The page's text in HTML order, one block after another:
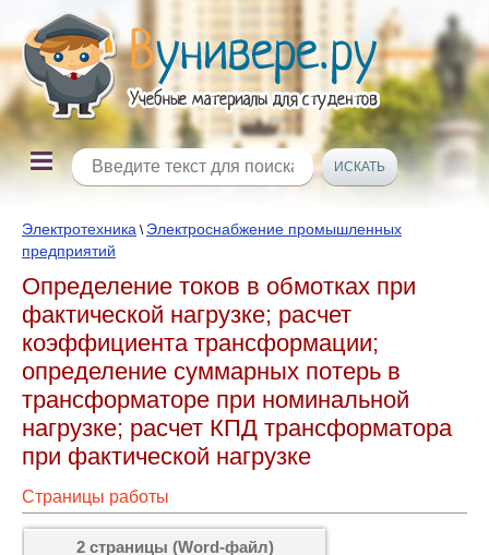
Электротехника \ Электроснабжение промышленных
предприятий
Определение токов в обмотках при
фактической нагрузке; расчет
коэффициента трансформации;
определение суммарных потерь в
трансформаторе при номинальной
нагрузке; расчет КПД трансформатора
при фактической нагрузке
Страницы работы
2 страницы (Word-файл)